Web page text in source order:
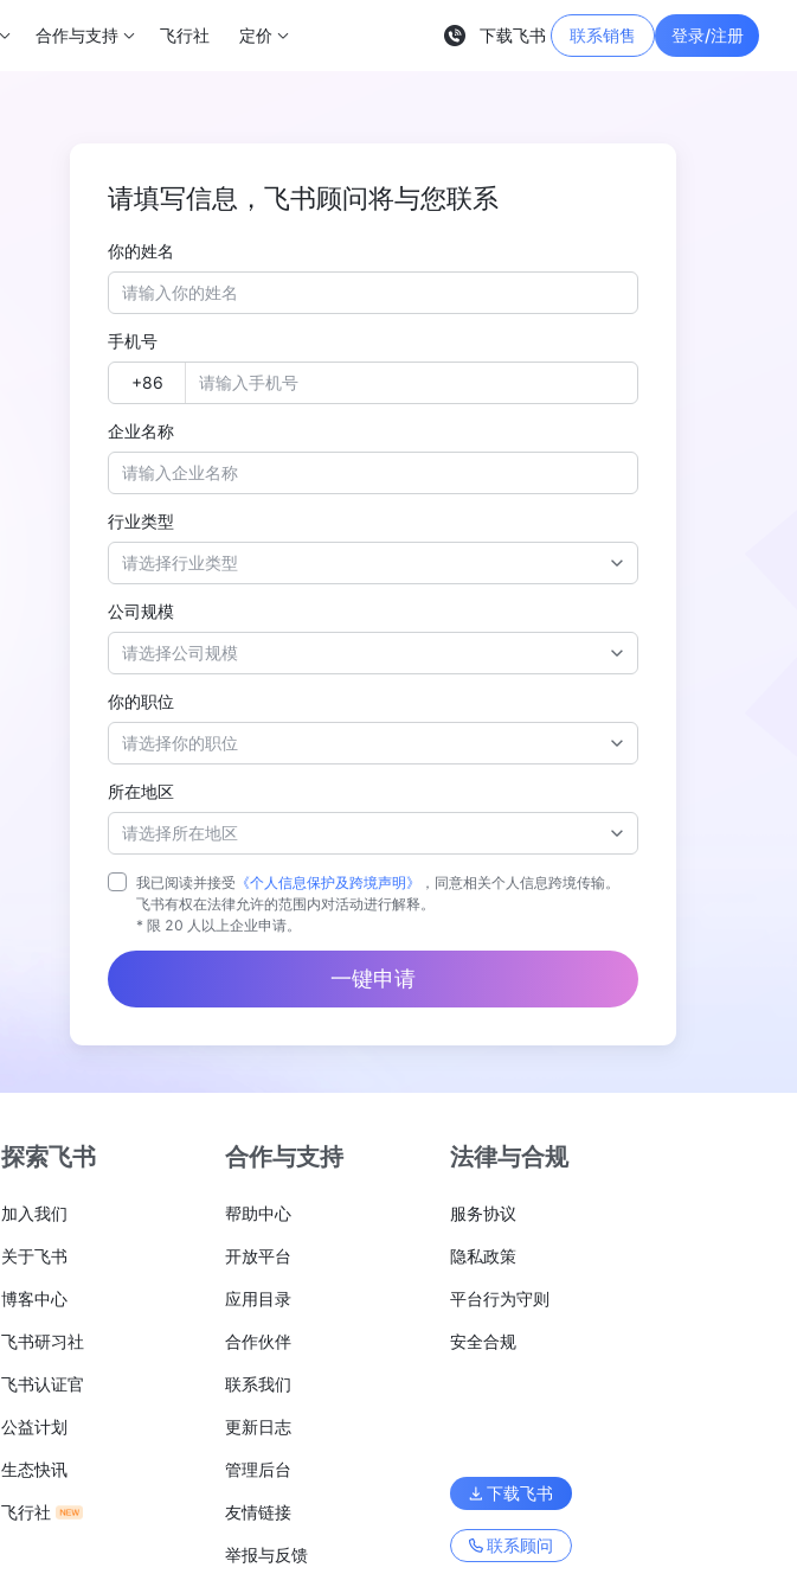
合作与支持 飞行社 定价 下载飞书 联系销售 登录/注册
请填写信息，飞书顾问将与您联系
你的姓名
手机号
企业名称
行业类型
请选择行业类型
公司规模
请选择公司规模
你的职位
请选择你的职位
所在地区
请选择所在地区
我已阅读并接受 《个人信息保护及跨境声明》
，同意相关个人信息跨境传输。
飞书有权在法律允许的范围内对活动进行解释。
* 限 20 人以上企业申请。
一键申请
探索飞书
加入我们
关于飞书
博客中心
飞书研习社
飞书认证官
公益计划
生态快讯
飞行社
合作与支持
帮助中心
开放平台
应用目录
合作伙伴
联系我们
更新日志
管理后台
友情链接
举报与反馈
法律与合规
服务协议
隐私政策
平台行为守则
安全合规
下载飞书
联系顾问